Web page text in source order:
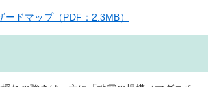
ードマップ（PDF：2.3MB）